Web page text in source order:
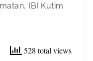
IBI Kutim
528 total views